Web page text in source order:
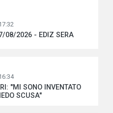
08/2026 - EDIZ SERA
"MI SONO INVENTATO
SCUSA"